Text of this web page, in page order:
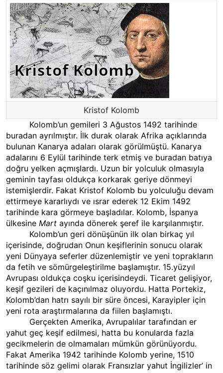
Kristof Kolomb
Kolomb’un gemileri 3 Ağustos 1492 tarihinde
buradan ayrılmıştır. İlk durak olarak Afrika açıklarında
bulunan Kanarya adaları olarak görülmüştü. Kanarya
adalarını 6 Eylül tarihinde terk etmiş ve buradan batıya
doğru yelken açmışlardı. Uzun bir yolculuk olmasıyla
geminin tayfası oldukça korkarak geriye dönmeyi
istemişlerdir. Fakat Kristof Kolomb bu yolculuğu devam
ettirmeye kararlıydı ve ısrar ederek 12 Ekim 1492
tarihinde kara görmeye başladılar. Kolomb, İspanya
ülkesine Mart ayında dönerek şeref ile karşılanmıştır.
Kolomb’un geri dönüşünün ilk olan birkaç yıl
içerisinde, doğrudan Onun keşiflerinin sonucu olarak
yeni Dünyaya seferler düzenlemiştir ve yeni toprakların
da fetih ve sömürgeleştirilme başlamıştır. 15.yüzyıl
Avrupası oldukça coşku içerisindeydi. Ticaret gelişiyor,
keşif gezileri de kaçınılmaz oluyordu. Hatta Portekiz,
Kolomb’dan hatrı sayılı bir süre öncesi, Karayipler için
yeni rota araştırmalarına da fiilen başlamıştı.
Gerçekten Amerika, Avrupalılar tarafından er
yahut geç keşif edilmesi, hatta bu konularda fazla
gecikmelerin de olmamaları mümkün görünüyordu.
Fakat Amerika 1942 tarihinde Kolomb yerine, 1510
tarihinde söz gelimi olarak Fransızlar yahut İngilizler’ in